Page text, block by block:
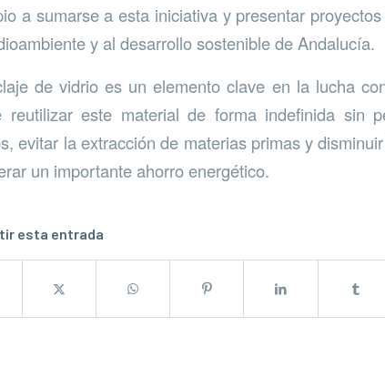
a sumarse a esta iniciativa y presentar
y al desarrollo sostenible de Andalucía.
de vidrio es un elemento clave en la lucha
reutilizar este material de forma indefinida sin
evitar la extracción de materias primas y
un importante ahorro energético.
esta entrada